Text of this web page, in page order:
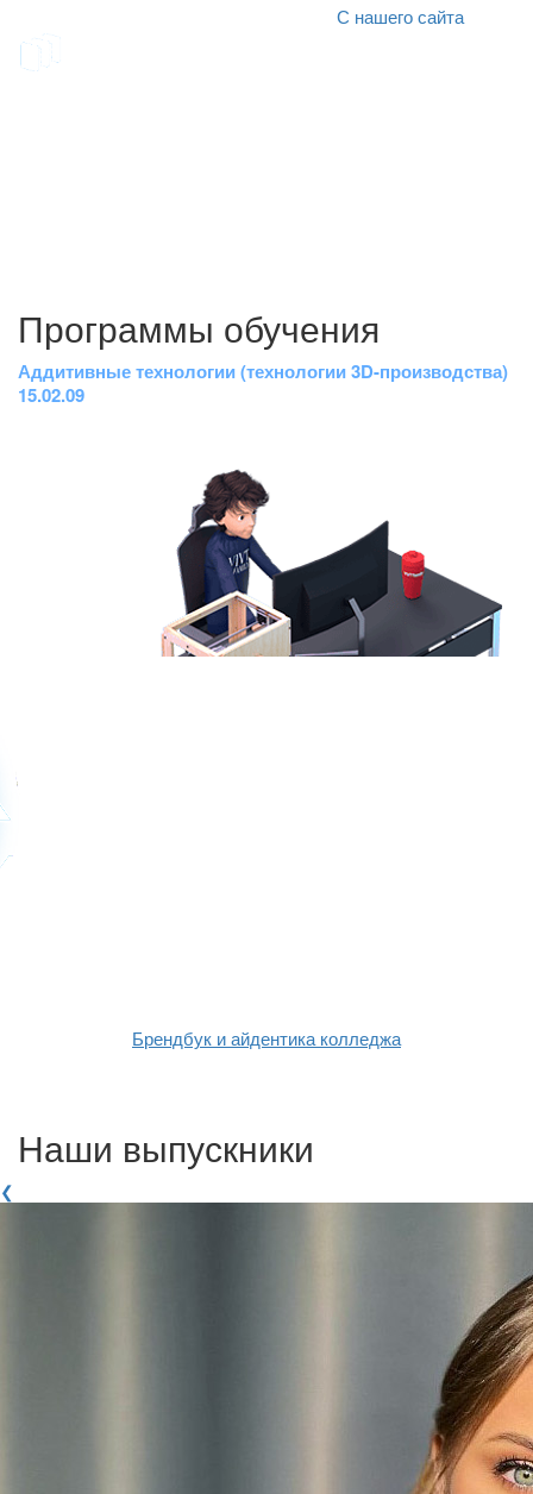
С нашего сайта
Программы обучения
Аддитивные технологии (технологии 3D-производства)
15.02.09
Брендбук и айдентика колледжа
Наши выпускники
❮